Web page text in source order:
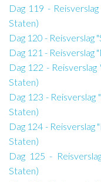
Dag 119 -
Staten)
Dag 120 - Reisverslag
Dag 121 - Reisverslag
Dag 122 -
Staten)
Dag 123 -
Staten)
Dag 124 -
Staten)
Dag 125 -
Staten)